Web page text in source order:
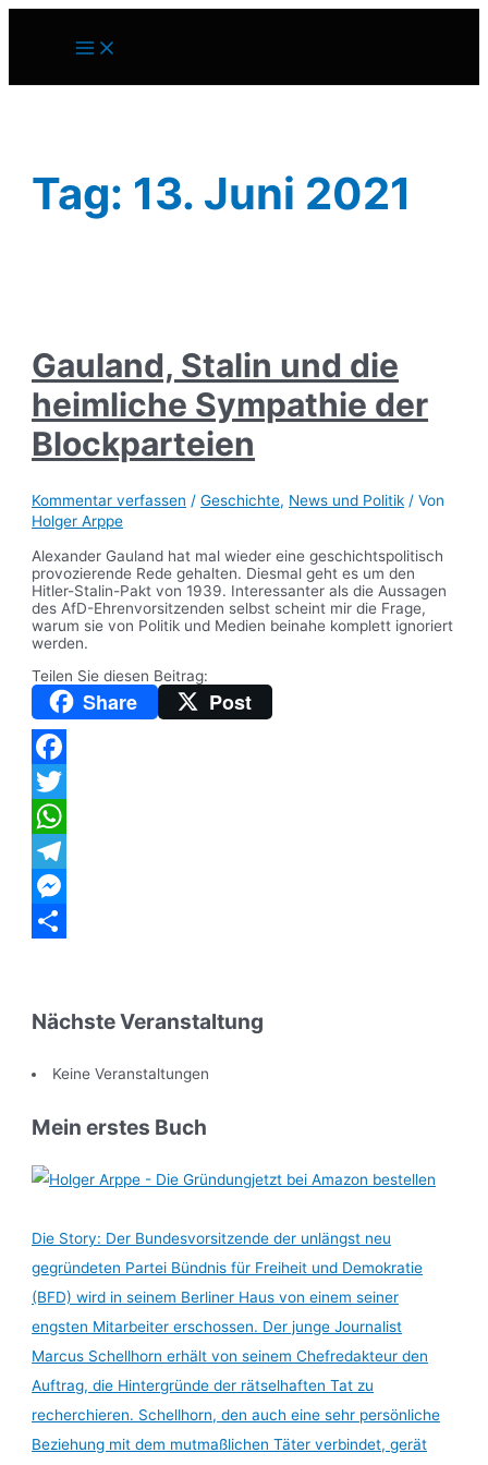
Main
Menu
Tag: 13. Juni 2021
Gauland, Stalin und die
heimliche Sympathie der
Blockparteien
Kommentar verfassen /Geschichte, News und Politik / Von
Holger Arppe
Alexander Gauland hat mal wieder eine geschichtspolitisch
provozierende Rede gehalten. Diesmal geht es um den
Hitler-Stalin-Pakt von 1939. Interessanter als die Aussagen
des AfD-Ehrenvorsitzenden selbst scheint mir die Frage,
warum sie von Politik und Medien beinahe komplett ignoriert
werden.
Teilen Sie diesen Beitrag:
Share Post
Facebook
Twitter
WhatsApp
Telegram
Messenger
Nächste Veranstaltung
Keine Veranstaltungen
Mein erstes Buch
jetzt bei Amazon bestellen
Die Story: Der Bundesvorsitzende der unlängst neu
gegründeten Partei Bündnis für Freiheit und Demokratie
(BFD) wird in seinem Berliner Haus von einem seiner
engsten Mitarbeiter erschossen. Der junge Journalist
Marcus Schellhorn erhält von seinem Chefredakteur den
Auftrag, die Hintergründe der rätselhaften Tat zu
recherchieren. Schellhorn, den auch eine sehr persönliche
Beziehung mit dem mutmaßlichen Täter verbindet, gerät